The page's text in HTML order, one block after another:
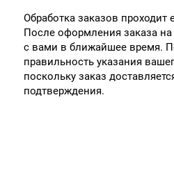
Обработка заказов проходит
После оформления заказа
с вами в ближайшее время.
правильность указания
поскольку заказ
подтверждения.